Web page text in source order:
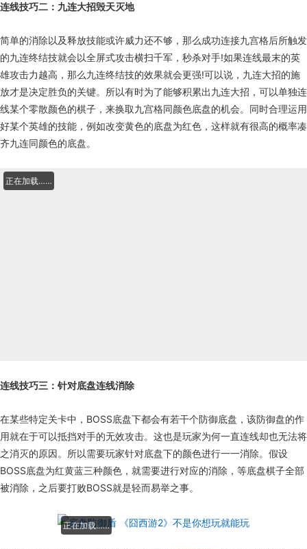
连线技巧二：九连大招毁天灭地
简单的消除以及释放技能或许威力还不够，那么成功连接九宫格后所触发
的九连终结技就会以全屏式攻击横扫千军，秒杀对手!如果连线最末的英
雄攻击力越高，那么九连终结技的效果就会更强!可以说，九连大招的施
放才是决定胜负的关键。所以有时为了能够积累出九连大招，可以单独连
线某个零散颜色的棋子，来换取九宫格同颜色底盘的机会。同时合理运用
好某个英雄的技能，例如改变黄色的底盘为红色，这样就有很高的概率凑
齐九连同颜色的底盘。
正在加载……
连线技巧三：针对底盘连线消除
在某些特定关卡中，BOSS底盘下都会有若干个防御底盘，该防御盘的作
用就在于可以抵挡对手的无效攻击。这也是玩家为何一直连线却也无法将
之消灭的原因。所以需要玩家针对底盘下的颜色进行一一消除。假设
BOSS底盘为红黄蓝三种颜色，就需要进行对应的消除，等底盘棋子全部
被消除，之后要打败BOSS就是轻而易举之事。
正在加载……